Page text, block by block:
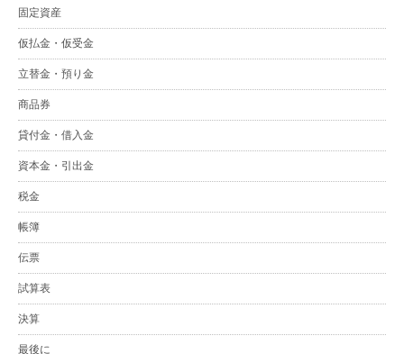
固定資産
仮払金・仮受金
立替金・預り金
商品券
貸付金・借入金
資本金・引出金
税金
帳簿
伝票
試算表
決算
最後に